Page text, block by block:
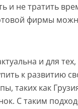
и не тратить
фирмы
и для тех,
к развитию
таких как
С таким